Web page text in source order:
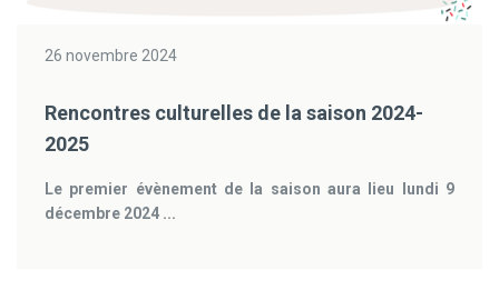
26 novembre 2024
Rencontres culturelles de la saison 2024-
2025
Le premier évènement de la saison aura lieu lundi 9
décembre 2024 ...